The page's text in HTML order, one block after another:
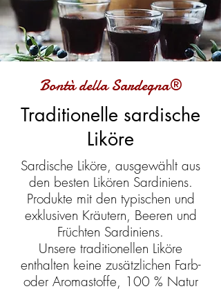
Bontà della Sardegna®
Traditionelle sardische
Liköre
Sardische Liköre, ausgewählt aus
den besten Likören Sardiniens.
Produkte mit den typischen und
exklusiven Kräutern, Beeren und
Früchten Sardiniens.
Unsere traditionellen Liköre
enthalten keine zusätzlichen Farb-
oder Aromastoffe, 100 % Natur